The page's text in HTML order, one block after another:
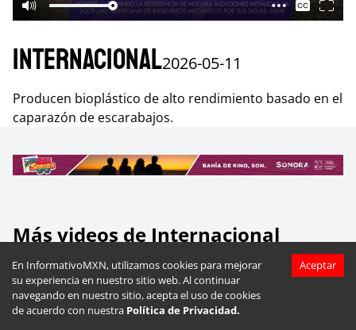
En InformativoMXN, utilizamos cookies para mejorar
su experiencia en nuestro sitio web. Al continuar
navegando en nuestro sitio, acepta el uso de cookies
de acuerdo con nuestra Política de Privacidad.
Aceptar
Internacional2026-05-11
Producen bioplástico de alto rendimiento basado en el
caparazón de escarabajos.
Más videos de Internacional